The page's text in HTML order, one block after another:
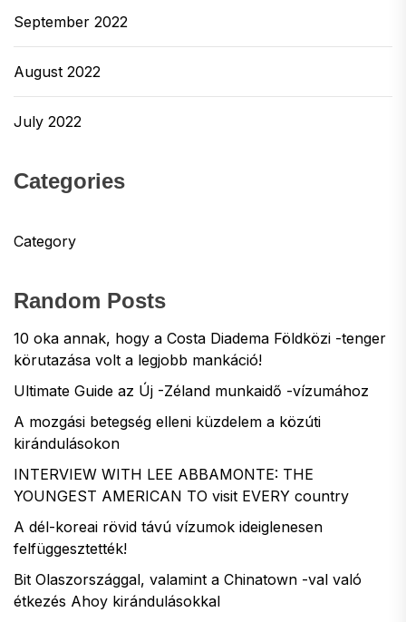
September 2022
August 2022
July 2022
Categories
Category
Random Posts
10 oka annak, hogy a Costa Diadema Földközi -tenger
körutazása volt a legjobb mankáció!
Ultimate Guide az Új -Zéland munkaidő -vízumához
A mozgási betegség elleni küzdelem a közúti
kirándulásokon
INTERVIEW WITH LEE ABBAMONTE: THE
YOUNGEST AMERICAN TO visit EVERY country
A dél-koreai rövid távú vízumok ideiglenesen
felfüggesztették!
Bit Olaszországgal, valamint a Chinatown -val való
étkezés Ahoy kirándulásokkal